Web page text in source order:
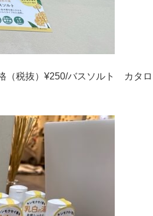
（税抜）¥250/バスソルト カタロ